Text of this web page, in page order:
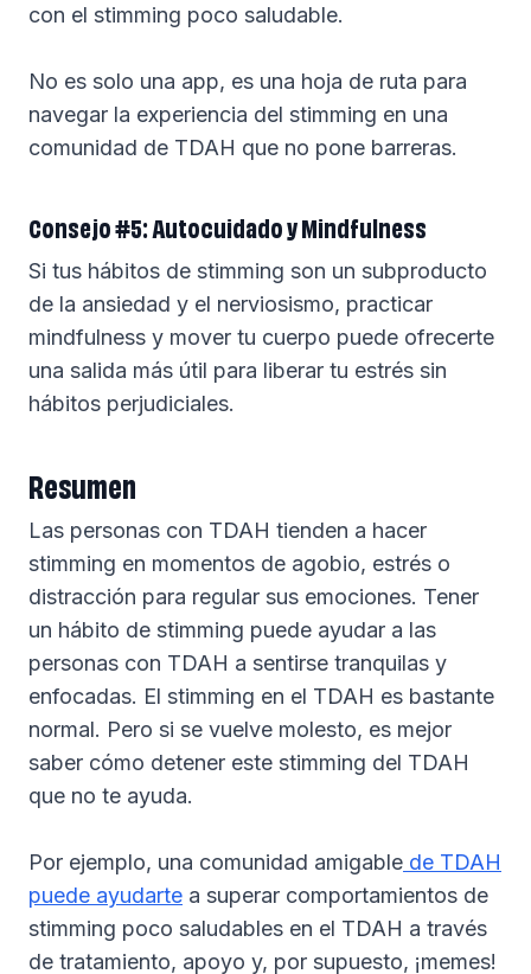
con el stimming poco saludable.
No es solo una app, es una hoja de ruta para
navegar la experiencia del stimming en una
comunidad de TDAH que no pone barreras.
Consejo #5: Autocuidado y Mindfulness
Si tus hábitos de stimming son un subproducto
de la ansiedad y el nerviosismo, practicar
mindfulness y mover tu cuerpo puede ofrecerte
una salida más útil para liberar tu estrés sin
hábitos perjudiciales.
Resumen
Las personas con TDAH tienden a hacer
stimming en momentos de agobio, estrés o
distracción para regular sus emociones. Tener
un hábito de stimming puede ayudar a las
personas con TDAH a sentirse tranquilas y
enfocadas. El stimming en el TDAH es bastante
normal. Pero si se vuelve molesto, es mejor
saber cómo detener este stimming del TDAH
que no te ayuda.
Por ejemplo, una comunidad amigable de TDAH
puede ayudarte a superar comportamientos de
stimming poco saludables en el TDAH a través
de tratamiento, apoyo y, por supuesto, ¡memes!